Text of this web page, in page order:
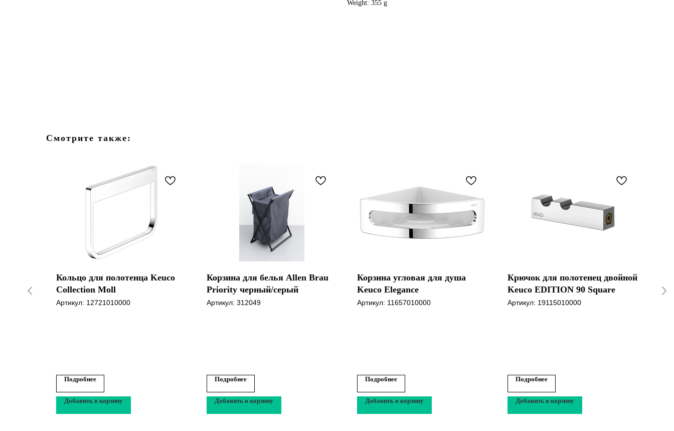
Weight: 355 g
Смотрите также:
Кольцо для полотенца Keuco
Collection Moll
Артикул: 12721010000
Подробнее
Добавить в корзину
Корзина для белья Allen Brau
Priority черный/серый
Артикул: 312049
Подробнее
Добавить в корзину
Корзина угловая для душа
Keuco Elegance
Артикул: 11657010000
Подробнее
Добавить в корзину
Крючок для полотенец двойной
Keuco EDITION 90 Square
Артикул: 19115010000
Подробнее
Добавить в корзину